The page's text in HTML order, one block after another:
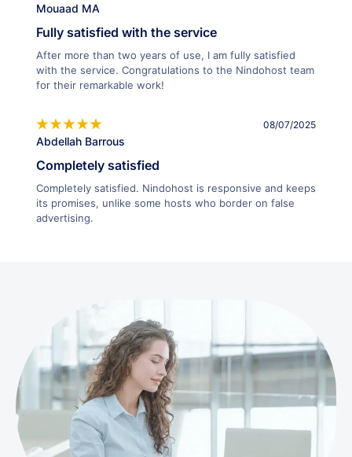
Mouaad MA
Fully satisfied with the service
After more than two years of use, I am fully satisfied
with the service. Congratulations to the Nindohost team
for their remarkable work!
Abdellah Barrous
08/07/2025
Completely satisfied
Completely satisfied. Nindohost is responsive and keeps
its promises, unlike some hosts who border on false
advertising.